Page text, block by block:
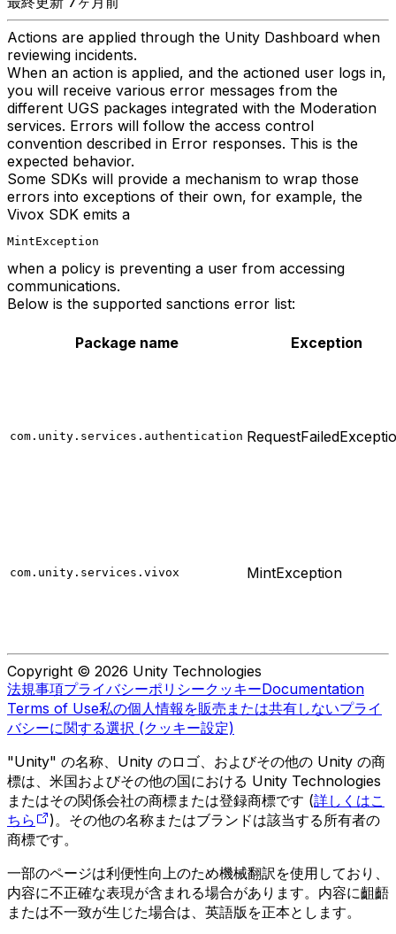
Actions are applied through the Unity Dashboard when
reviewing incidents.
When an action is applied, and the actioned user logs in,
you will receive various error messages from the
different UGS packages integrated with the Moderation
services. Errors will follow the access control
convention described in Error responses. This is the
expected behavior.
Some SDKs will provide a mechanism to wrap those
errors into exceptions of their own, for example, the
Vivox SDK emits a
MintException
when a policy is preventing a user from accessing
communications.
Below is the supported sanctions error list:
Package name Exception
com.unity.services.authentication
com.unity.services.vivox MintException
Copyright © 2026 Unity Technologies
法規事項プライバシーポリシークッキーDocumentation
Terms of Use私の個人情報を販売または共有しないプライ
バシーに関する選択 (クッキー設定)
"Unity" の名称、Unity のロゴ、およびその他の Unity の商
標は、米国およびその他の国における Unity Technologies
またはその関係会社の商標または登録商標です (詳しくはこ
ちら
)。その他の名称またはブランドは該当する所有者の
商標です。
一部のページは利便性向上のため機械翻訳を使用しており、
内容に不正確な表現が含まれる場合があります。内容に齟齬
または不一致が生じた場合は、英語版を正本とします。